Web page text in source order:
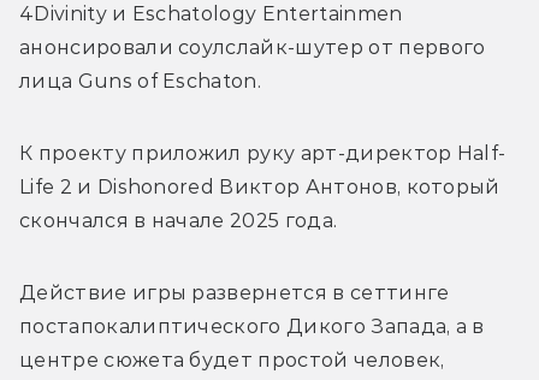
4Divinity и Eschatology Entertainmen
анонсировали соулслайк-шутер от первого
лица Guns of Eschaton.
К проекту приложил руку арт-директор Half-
Life 2 и Dishonored Виктор Антонов, который
скончался в начале 2025 года.
Действие игры развернется в сеттинге
постапокалиптического Дикого Запада, а в
центре сюжета будет простой человек,